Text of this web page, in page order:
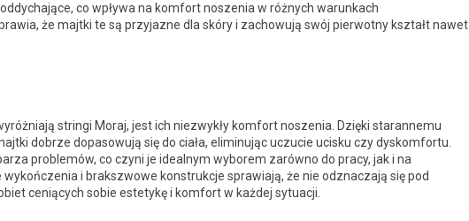
co wpływa na komfort noszenia w różnych warunkach
że majtki te są przyjazne dla skóry i zachowują swój pierwotny kształt nawet
stringi Moraj, jest ich niezwykły komfort noszenia. Dzięki starannemu
dobrze dopasowują się do ciała, eliminując uczucie ucisku czy dyskomfortu.
problemów, co czyni je idealnym wyborem zarówno do pracy, jak i na
i brakszwowe konstrukcje sprawiają, że nie odznaczają się pod
ceniących sobie estetykę i komfort w każdej sytuacji.